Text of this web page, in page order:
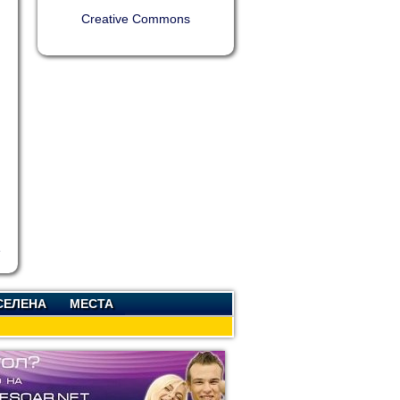
Creative Commons
МЕСТА